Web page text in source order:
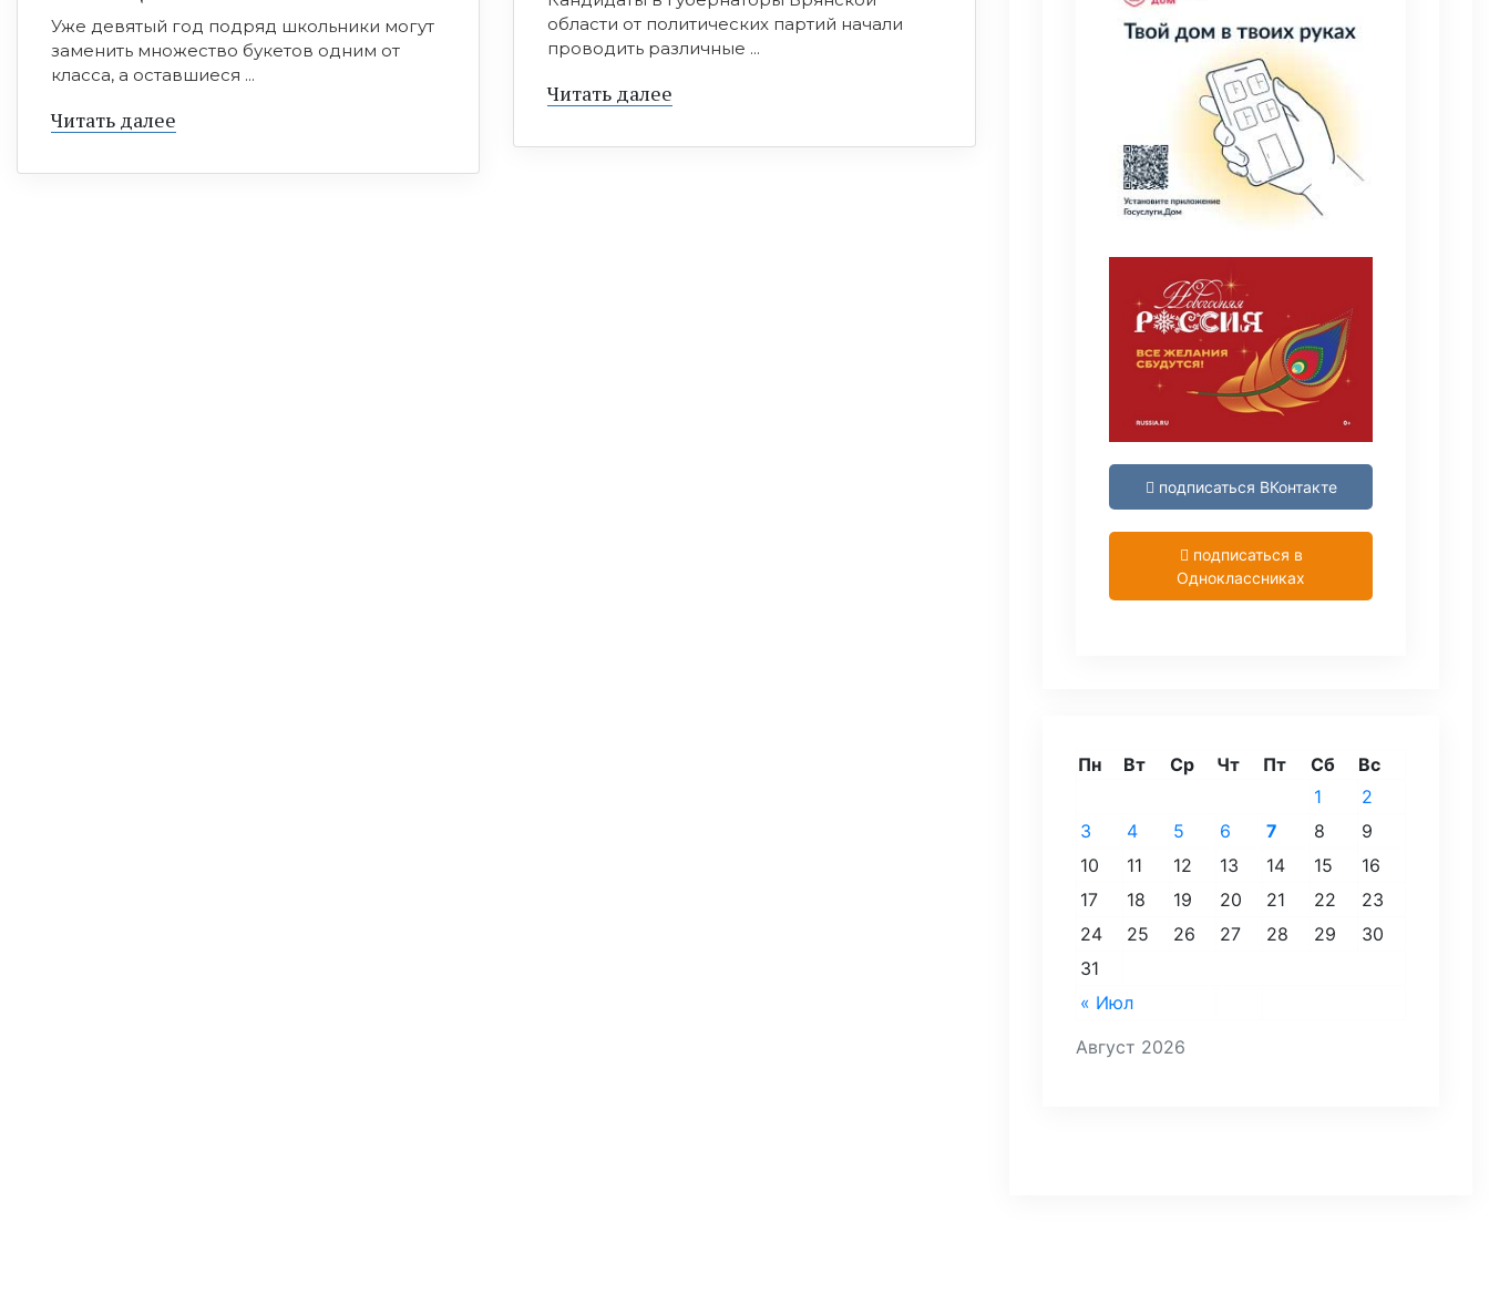
Уже девятый год подряд школьники могут
заменить множество букетов одним от
класса, а оставшиеся ...
Читать далее
области от политических партий начали
проводить различные ...
Читать далее
подписаться ВКонтакте
подписаться в
Одноклассниках
Август 2026
Пн Вт Ср Чт Пт Сб Вс
« Июл
1
2
3
4 5 6 7 8
9
10
11 12 13 14 15
16
17
18 19 20 21 22
23
24
25 26 27 28 29
30
31